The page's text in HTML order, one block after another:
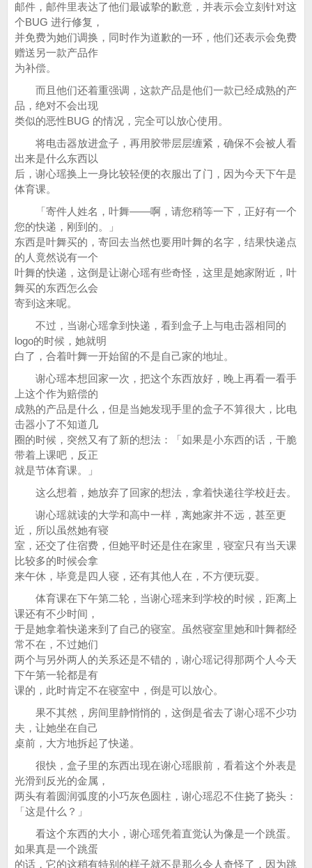
邮件，邮件里表达了他们最诚挚的歉意，并表示会立刻针对这
个BUG 进行修复，
并免费为她们调换，同时作为道歉的一环，他们还表示会免费
赠送另一款产品作
为补偿。
而且他们还着重强调，这款产品是他们一款已经成熟的产
品，绝对不会出现
类似的恶性BUG 的情况，完全可以放心使用。
将电击器放进盒子，再用胶带层层缠紧，确保不会被人看
出来是什么东西以
后，谢心瑶换上一身比较轻便的衣服出了门，因为今天下午是
体育课。
「寄件人姓名，叶舞——啊，请您稍等一下，正好有一个
您的快递，刚到的。」
东西是叶舞买的，寄回去当然也要用叶舞的名字，结果快递点
的人竟然说有一个
叶舞的快递，这倒是让谢心瑶有些奇怪，这里是她家附近，叶
舞买的东西怎么会
寄到这来呢。
不过，当谢心瑶拿到快递，看到盒子上与电击器相同的
logo的时候，她就明
白了，合着叶舞一开始留的不是自己家的地址。
谢心瑶本想回家一次，把这个东西放好，晚上再看一看手
上这个作为赔偿的
成熟的产品是什么，但是当她发现手里的盒子不算很大，比电
击器小了不知道几
圈的时候，突然又有了新的想法：「如果是小东西的话，干脆
带着上课吧，反正
就是节体育课。」
这么想着，她放弃了回家的想法，拿着快递往学校赶去。
谢心瑶就读的大学和高中一样，离她家并不远，甚至更
近，所以虽然她有寝
室，还交了住宿费，但她平时还是住在家里，寝室只有当天课
比较多的时候会拿
来午休，毕竟是四人寝，还有其他人在，不方便玩耍。
体育课在下午第二轮，当谢心瑶来到学校的时候，距离上
课还有不少时间，
于是她拿着快递来到了自己的寝室。虽然寝室里她和叶舞都经
常不在，不过她们
两个与另外两人的关系还是不错的，谢心瑶记得那两个人今天
下午第一轮都是有
课的，此时肯定不在寝室中，倒是可以放心。
果不其然，房间里静悄悄的，这倒是省去了谢心瑶不少功
夫，让她坐在自己
桌前，大方地拆起了快递。
很快，盒子里的东西出现在谢心瑶眼前，看着这个外表是
光滑到反光的金属，
两头有着圆润弧度的小巧灰色圆柱，谢心瑶忍不住挠了挠头：
「这是什么？」
看这个东西的大小，谢心瑶凭着直觉认为像是一个跳蛋。
如果真是一个跳蛋
的话，它的这稍有特别的样子就不是那么令人奇怪了，因为跳